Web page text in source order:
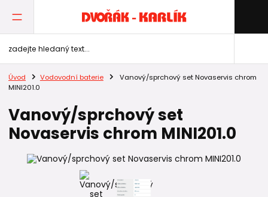
Úvod Vodovodní baterie
Vanový/sprchový set Novaservis chrom
MINI201.0
Vanový/sprchový set
Novaservis chrom MINI201.0